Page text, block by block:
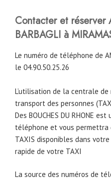
Contacter et réserver
BARBAGLI à
Le numéro de téléphone de
le 04.90.50.25.26
L’utilisation de la centrale
transport des personnes
Des BOUCHES DU RHONE
téléphone et vous permettra
TAXIS disponibles dans
rapide de votre TAXI
La source des numéros de